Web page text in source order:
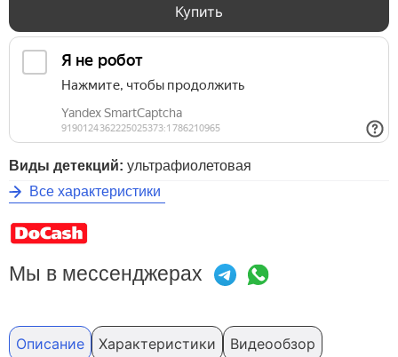
Купить
Виды детекций: ультрафиолетовая
Все характеристики
Мы в мессенджерах
Описание Характеристики Видеообзор